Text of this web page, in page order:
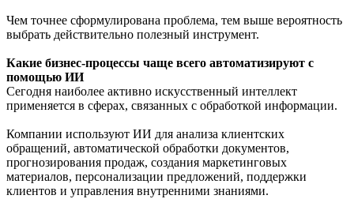
Чем точнее сформулирована проблема, тем выше вероятность
выбрать действительно полезный инструмент.
Какие бизнес-процессы чаще всего автоматизируют с
помощью ИИ
Сегодня наиболее активно искусственный интеллект
применяется в сферах, связанных с обработкой информации.
Компании используют ИИ для анализа клиентских
обращений, автоматической обработки документов,
прогнозирования продаж, создания маркетинговых
материалов, персонализации предложений, поддержки
клиентов и управления внутренними знаниями.